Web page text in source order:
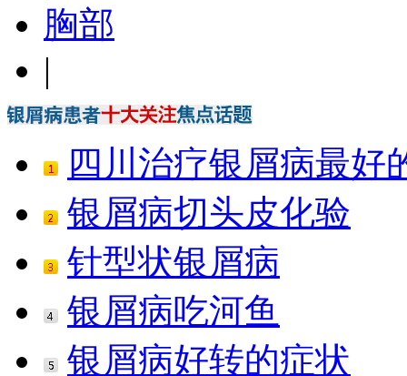
胸部
|
四川治疗银屑病最好
银屑病切头皮化验
针型状银屑病
银屑病吃河鱼
银屑病好转的症状